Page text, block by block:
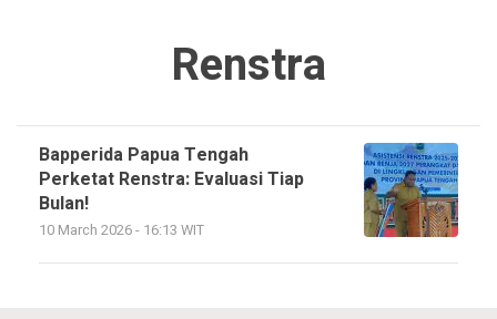
Renstra
Bapperida Papua Tengah
Perketat Renstra: Evaluasi Tiap
Bulan!
10 March 2026 - 16:13 WIT